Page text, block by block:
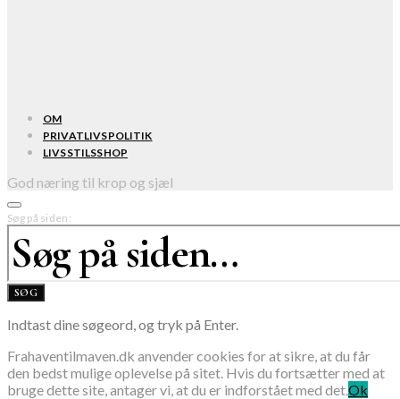
OM
PRIVATLIVSPOLITIK
LIVSSTILSSHOP
God næring til krop og sjæl
Søg på siden:
SØG
Indtast dine søgeord, og tryk på Enter.
Frahaventilmaven.dk anvender cookies for at sikre, at du får
den bedst mulige oplevelse på sitet. Hvis du fortsætter med at
bruge dette site, antager vi, at du er indforstået med det.Ok